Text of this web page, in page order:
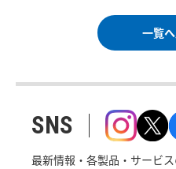
一覧
SNS
最新情報・各製品・サービ